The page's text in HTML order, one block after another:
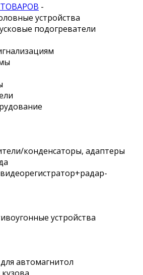
-
устройства
подогреватели
конденсаторы, адаптеры
устройства
автомагнитол